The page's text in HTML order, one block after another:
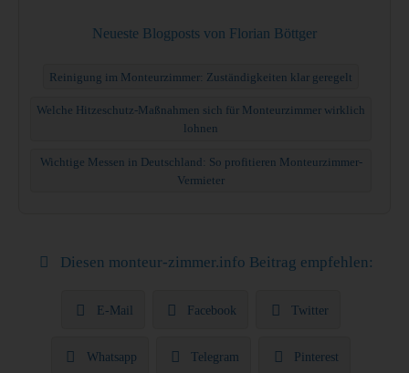
Neueste Blogposts von Florian Böttger
Reinigung im Monteurzimmer: Zuständigkeiten klar geregelt
Welche Hitzeschutz-Maßnahmen sich für Monteurzimmer wirklich
lohnen
Wichtige Messen in Deutschland: So profitieren Monteurzimmer-
Vermieter
Diesen monteur-zimmer.info Beitrag empfehlen:
E-Mail Facebook Twitter
Whatsapp Telegram Pinterest